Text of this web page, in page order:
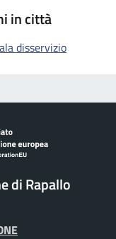
in città
disservizio
di Rapallo